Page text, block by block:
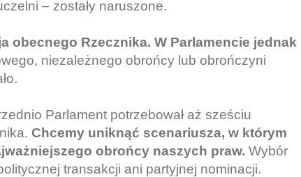
– zostały naruszone.
obecnego Rzecznika. W Parlamencie jednak
niezależnego obrońcy lub obrończyni
Parlament potrzebował aż sześciu
Chcemy uniknąć scenariusza, w którym
obrońcy naszych praw. Wybór
transakcji ani partyjnej nominacji.